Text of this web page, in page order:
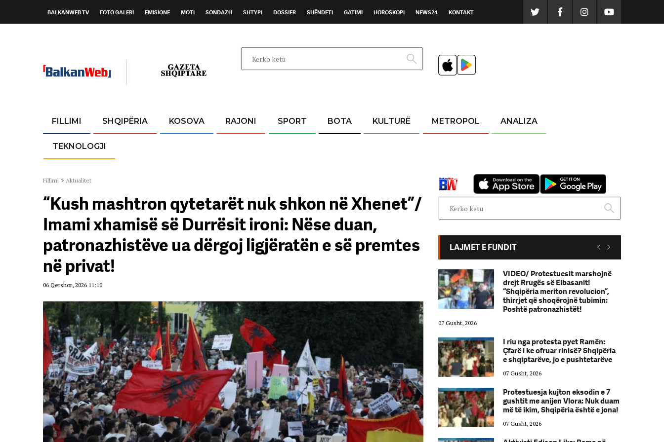
BALKANWEB TV FOTO GALERI EMISIONE MOTI SONDAZH SHTYPI DOSSIER SHËNDETI GATIMI HOROSKOPI NEWS24 KONTAKT
FILLIMI SHQIPËRIA KOSOVA RAJONI SPORT BOTA KULTURË METROPOL ANALIZA
TEKNOLOGJI
Fillimi > Aktualitet
“Kush mashtron qytetarët nuk shkon në Xhenet”/
Imami xhamisë së Durrësit ironi: Nëse duan,
patronazhistëve ua dërgoj ligjëratën e së premtes
në privat!
06 Qershor, 2026 11:10
LAJMET E FUNDIT
thirrjet që shoqërojnë tubimin:
07 Gusht, 2026
I riu nga protesta pyet Ramën:
Çfarë i ke ofruar rinisë? Shqipëria
e shqiptarëve, jo e pushtetarëve
07 Gusht, 2026
Protestuesja kujton eksodin e 7
gushtit me anijen Vlora: Nuk duam
më të ikim, Shqipëria është e jona!
07 Gusht, 2026
VIDEO/ Protestuesit marshojnë
drejt Rrugës së Elbasanit!
“Shqipëria meriton revolucion”,
thirrjet që shoqërojnë tubimin:
Poshtë patronazhistët!
07 Gusht, 2026
I riu nga protesta pyet Ramën:
Çfarë i ke ofruar rinisë? Shqipëria
e shqiptarëve, jo e pushtetarëve
07 Gusht, 2026
Protestuesja kujton eksodin e 7
gushtit me anijen Vlora: Nuk duam
më të ikim, Shqipëria është e jona!
07 Gusht, 2026